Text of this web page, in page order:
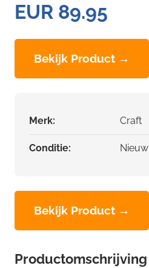
EUR 89.95
Bekijk Product →
Merk: Craft
Conditie: Nieuw
Bekijk Product →
Productomschrijving